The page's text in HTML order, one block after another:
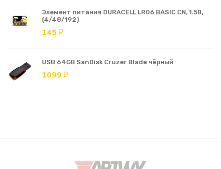
Элемент питания DURACELL LR06 BASIC CN, 1.5В,
(4/48/192)
145 ₽
USB 64GB SanDisk Cruzer Blade чёрный
1099 ₽